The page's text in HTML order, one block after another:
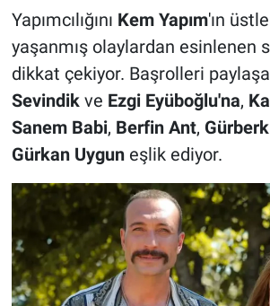
Yapımcılığını Kem Yapım'ın
yaşanmış olaylardan esinlenen
dikkat çekiyor. Başrolleri
Sevindikve Ezgi Eyüboğlu'na,
Sanem Babi, Berfin Ant,
Gürkan Uyguneşlik ediyor.